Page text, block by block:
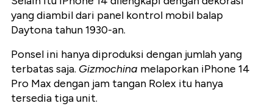
yang diambil dari panel kontrol mobil balap
Daytona tahun 1930-an.
Ponsel ini hanya diproduksi dengan jumlah yang
terbatas saja. Gizmochina melaporkan iPhone 14
Pro Max dengan jam tangan Rolex itu hanya
tersedia tiga unit.